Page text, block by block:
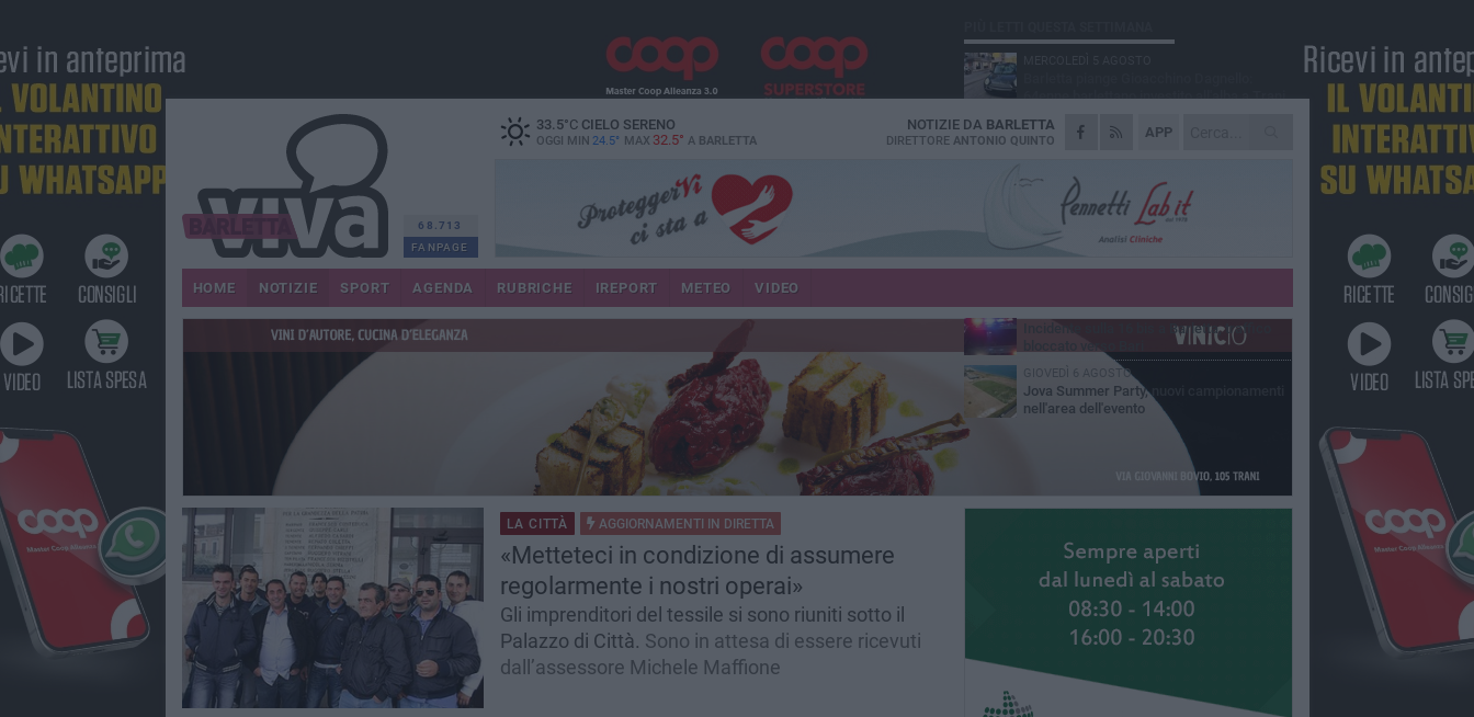
68.713
FANPAGE
33.5°CCIELO SERENO
OGGI MIN 24.5° MAX 32.5° A BARLETTA
APP
NOTIZIE DA BARLETTA
DIRETTORE ANTONIO QUINTO
HOME NOTIZIE SPORT AGENDA RUBRICHE IREPORT METEO VIDEO
LA CITTÀ AGGIORNAMENTI IN DIRETTA
«Metteteci in condizione di assumere
regolarmente i nostri operai»
Gli imprenditori del tessile si sono riuniti sotto il
Palazzo di Città. Sono in attesa di essere ricevuti
dall’assessore Michele Maffione
64enne barlettano investito all'alba a Trani
GIOVEDÌ 6 AGOSTO
Il ricordo di "Cecco", il benzinaio col
separavano dalla pensione»
MERCOLEDÌ 5 AGOSTO
Jova Summer Party, giovedì mattina
sopralluogo nell'area dell'evento
DOMENICA 2 AGOSTO
Beni confiscati alla mafia. Nasce il servizio
VENERDÌ 7 AGOSTO
Incidente sulla 16 bis a Barletta, traffico
GIOVEDÌ 6 AGOSTO
Jova Summer Party, nuovi campionamenti
nell'area dell'evento